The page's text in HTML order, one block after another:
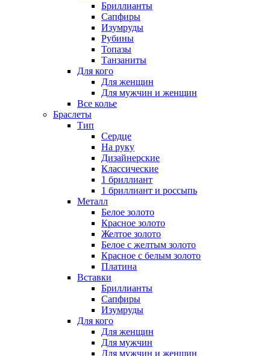
Бриллианты
Сапфиры
Изумруды
Рубины
Топазы
Танзаниты
Для кого
Для женщин
Для мужчин и женщин
Все колье
Браслеты
Тип
Сердце
На руку
Дизайнерские
Классические
1 бриллиант
1 бриллиант и россыпь
Металл
Белое золото
Красное золото
Желтое золото
Белое с желтым золото
Красное с белым золото
Платина
Вставки
Бриллианты
Сапфиры
Изумруды
Для кого
Для женщин
Для мужчин
Для мужчин и женщин